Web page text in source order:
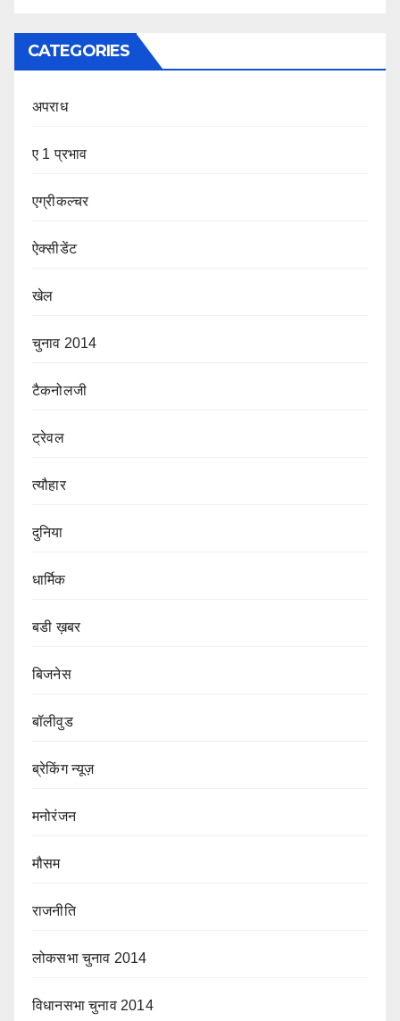
CATEGORIES
अपराध
ए 1 प्रभाव
एग्रीकल्चर
ऐक्सीडेंट
खेल
चुनाव 2014
टैकनोलजी
ट्रेवल
त्यौहार
दुनिया
धार्मिक
बडी ख़बर
बिजनेस
बॉलीवुड
ब्रेकिंग न्यूज़
मनोरंजन
मौसम
राजनीति
लोकसभा चुनाव 2014
विधानसभा चुनाव 2014